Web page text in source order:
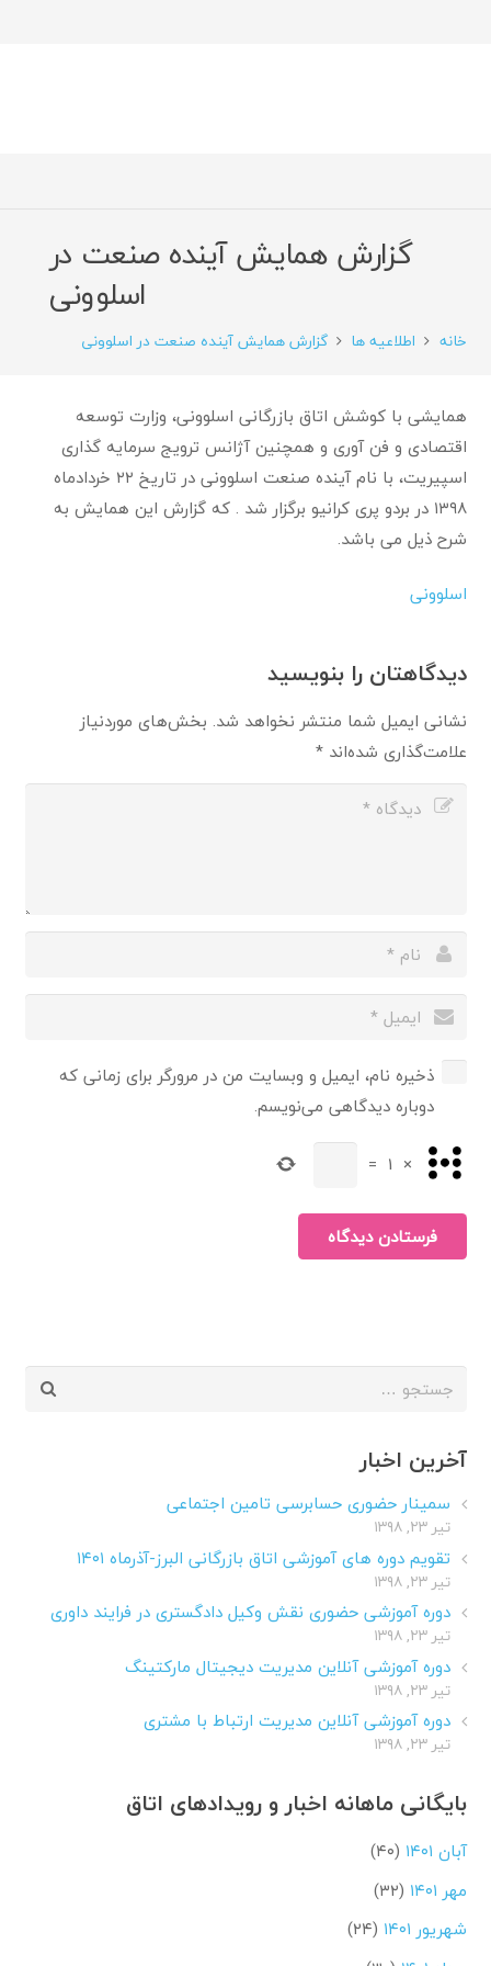
گزارش همایش آینده صنعت در
اسلوونی
خانه اطلاعیه ها گزارش همایش آینده صنعت در اسلوونی
همایشی با کوشش اتاق بازرگانی اسلوونی، وزارت توسعه
اقتصادی و فن آوری و همچنین آژانس ترویج سرمایه گذاری
اسپیریت، با نام آینده صنعت اسلوونی در تاریخ ۲۲ خردادماه
۱۳۹۸ در بردو پری کرانیو برگزار شد . که گزارش این همایش به
شرح ذیل می باشد.
اسلوونی
دیدگاهتان را بنویسید
نشانی ایمیل شما منتشر نخواهد شد. بخش‌های موردنیاز
علامت‌گذاری شده‌اند*
ذخیره نام، ایمیل و وبسایت من در مرورگر برای زمانی که
دوباره دیدگاهی می‌نویسم.
×
1
=
فرستادن دیدگاه
جستجو
آخرین اخبار
سمینار حضوری حسابرسی تامین اجتماعی
تیر ۲۳, ۱۳۹۸
تقویم دوره های آموزشی اتاق بازرگانی البرز-آذرماه ۱۴۰۱
تیر ۲۳, ۱۳۹۸
دوره آموزشی حضوری نقش وکیل دادگستری در فرایند داوری
تیر ۲۳, ۱۳۹۸
دوره آموزشی آنلاین مدیریت دیجیتال مارکتینگ
تیر ۲۳, ۱۳۹۸
دوره آموزشی آنلاین مدیریت ارتباط با مشتری
تیر ۲۳, ۱۳۹۸
بایگانی ماهانه اخبار و رویدادهای اتاق
آبان ۱۴۰۱
(۴۰)
مهر ۱۴۰۱
(۳۲)
شهریور ۱۴۰۱
(۲۴)